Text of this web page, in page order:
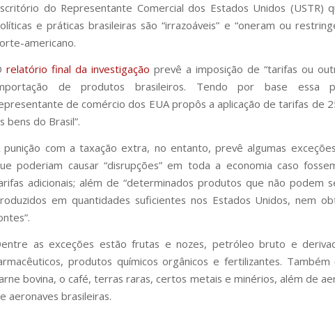
do Representante Comercial dos Estados Unidos (USTR)
e práticas brasileiras são “irrazoáveis” e “oneram ou
americano.
relatório final da investigação prevê a imposição de “tarifas ou
de produtos brasileiros. Tendo por base essa
de comércio dos EUA propôs a aplicação de tarifas de
bens do Brasil”.
punição com a taxação extra, no entanto, prevê algumas
poderiam causar “disrupções” em toda a economia caso
adicionais; além de “determinados produtos que não podem
em quantidades suficientes nos Estados Unidos, nem
as exceções estão frutas e nozes, petróleo bruto e
produtos químicos orgânicos e fertilizantes.
bovina, o café, terras raras, certos metais e minérios, além de
aeronaves brasileiras.